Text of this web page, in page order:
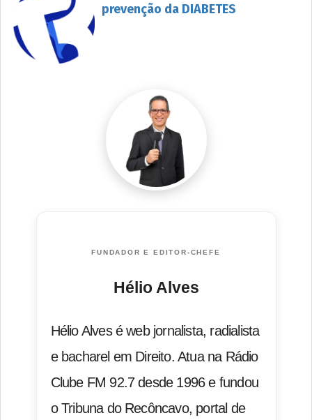
prevenção da DIABETES
FUNDADOR E EDITOR-CHEFE
Hélio Alves
Hélio Alves é web jornalista, radialista
e bacharel em Direito. Atua na Rádio
Clube FM 92.7 desde 1996 e fundou
o Tribuna do Recôncavo, portal de